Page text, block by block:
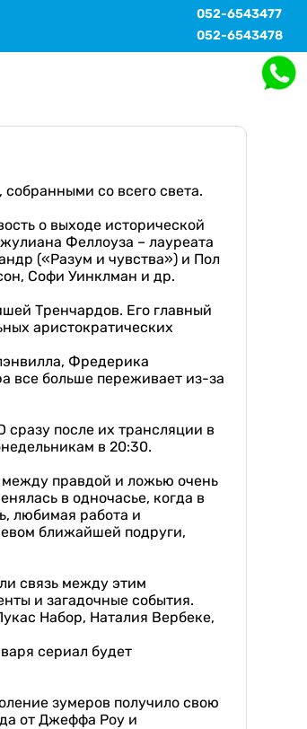
052-6543477
052-6543478
со всего света.
о выходе исторической
Феллоуза – лауреата
(«Разум и чувства») и Пол
Софи Уинклман и др.
Тренчардов. Его главный
аристократических
Фредерика
все больше переживает из-за
сразу после их трансляции в
в 20:30.
правдой и ложью очень
в одночасье, когда в
любимая работа и
ближайшей подруги,
связь между этим
и загадочные события.
Набор, Наталия Вербеке,
сериал будет
зумеров получило свою
от Джеффа Роу и